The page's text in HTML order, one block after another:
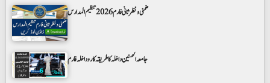
ضمنی و نظر ثانی فارم 2026 تنظیم المدارس
جامعہ الحسنین داخلہ کا طریقہ کار و داخلہ فارم